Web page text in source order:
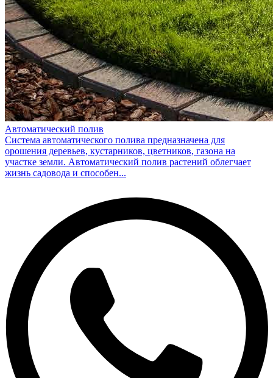
Автоматический полив
Система автоматического полива предназначена для
орошения деревьев, кустарников, цветников, газона на
участке земли. Автоматический полив растений облегчает
жизнь садовода и способен...